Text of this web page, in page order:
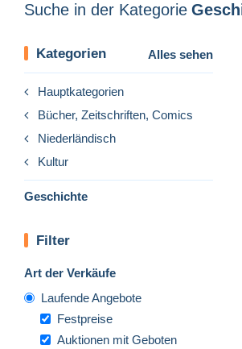
Suche in der Kategorie
Kategorien Alles sehen
Hauptkategorien
Bücher, Zeitschriften, Comics
Niederländisch
Kultur
Geschichte
Filter
Art der Verkäufe
Laufende Angebote
Festpreise
Auktionen mit Geboten